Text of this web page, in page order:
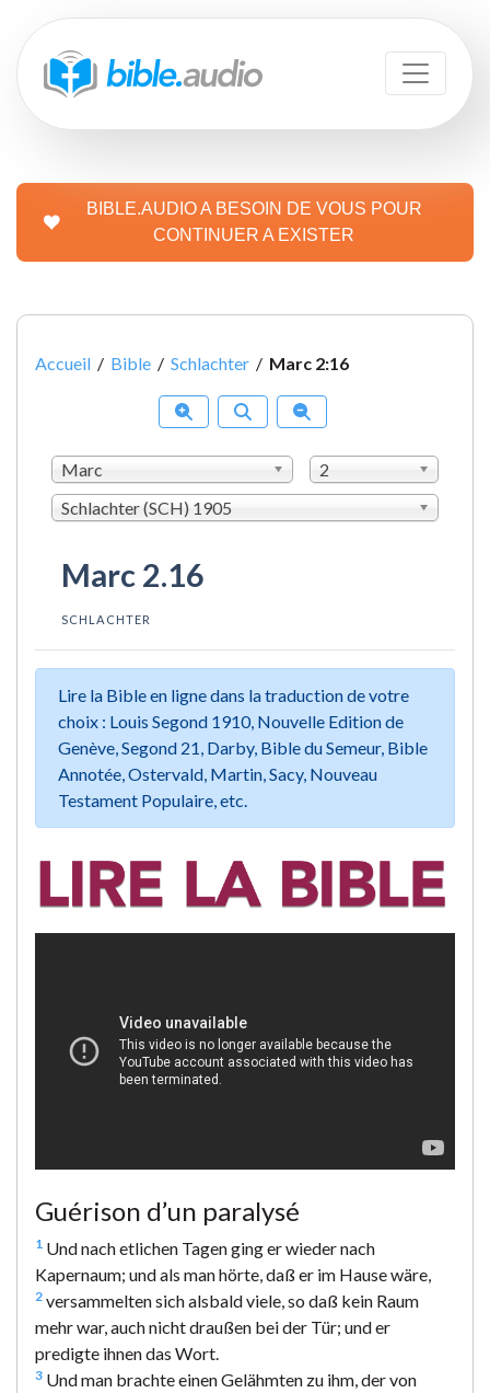
BIBLE.AUDIO A BESOIN DE VOUS POUR
CONTINUER A EXISTER
Accueil / Bible / Schlachter / Marc 2:16
Marc
2
Schlachter (SCH) 1905
Marc 2.16
SCHLACHTER
Lire la Bible en ligne dans la traduction de votre
choix : Louis Segond 1910, Nouvelle Edition de
Genève, Segond 21, Darby, Bible du Semeur, Bible
Annotée, Ostervald, Martin, Sacy, Nouveau
Testament Populaire, etc.
Guérison d’un paralysé
1 Und nach etlichen Tagen ging er wieder nach
Kapernaum; und als man hörte, daß er im Hause wäre,
2 versammelten sich alsbald viele, so daß kein Raum
mehr war, auch nicht draußen bei der Tür; und er
predigte ihnen das Wort.
3 Und man brachte einen Gelähmten zu ihm, der von